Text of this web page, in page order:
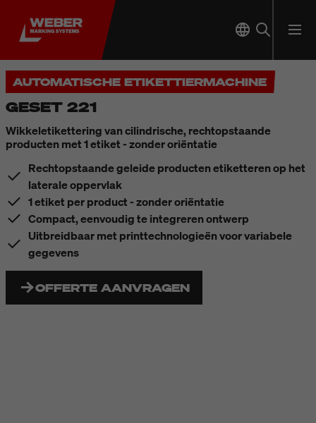
AUTOMATISCHE ETIKETTIERMACHINE
GESET 221
Wikkeletikettering van cilindrische, rechtopstaande
producten met 1 etiket - zonder oriëntatie
Rechtopstaande geleide producten etiketteren op het
laterale oppervlak
1 etiket per product - zonder oriëntatie
Compact, eenvoudig te integreren ontwerp
Uitbreidbaar met printtechnologieën voor variabele
gegevens
OFFERTE AANVRAGEN